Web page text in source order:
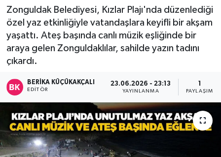
Zonguldak Belediyesi, Kızlar Plajı'nda düzenlediği
özel yaz etkinliğiyle vatandaşlara keyifli bir akşam
yaşattı. Ateş başında canlı müzik eşliğinde bir
araya gelen Zonguldaklılar, sahilde yazın tadını
çıkardı.
BERIKA KÜÇÜKAKÇALI
EDITÖR
23.06.2026 - 23:13
YAYINLANMA
1
PAYLAŞIM
Bartın
Karabük
ÇEVRE
BİLİM VE TEKNOLOJİ
Haber Arşivi